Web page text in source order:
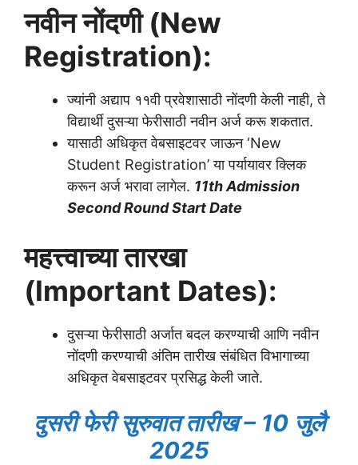
नवीन नोंदणी (New
Registration):
ज्यांनी अद्याप ११वी प्रवेशासाठी नोंदणी केली नाही, ते
विद्यार्थी दुसऱ्या फेरीसाठी नवीन अर्ज करू शकतात.
यासाठी अधिकृत वेबसाइटवर जाऊन ‘New
Student Registration’ या पर्यायावर क्लिक
करून अर्ज भरावा लागेल. 11th Admission
Second Round Start Date
महत्त्वाच्या तारखा
(Important Dates):
दुसऱ्या फेरीसाठी अर्जात बदल करण्याची आणि नवीन
नोंदणी करण्याची अंतिम तारीख संबंधित विभागाच्या
अधिकृत वेबसाइटवर प्रसिद्ध केली जाते.
दुसरी फेरी सुरुवात तारीख – 10 जुलै
2025